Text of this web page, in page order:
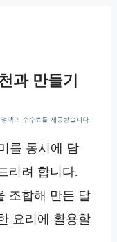
과 만들기
를 동시에 담
리려 합니다.
조합해 만든 달
요리에 활용할